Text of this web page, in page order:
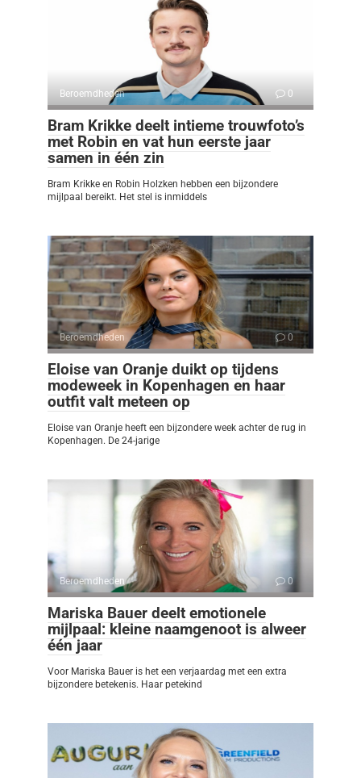
Beroemdheden 0
Bram Krikke deelt intieme trouwfoto’s
met Robin en vat hun eerste jaar
samen in één zin
Bram Krikke en Robin Holzken hebben een bijzondere
mijlpaal bereikt. Het stel is inmiddels
Beroemdheden 0
Eloise van Oranje duikt op tijdens
modeweek in Kopenhagen en haar
outfit valt meteen op
Eloise van Oranje heeft een bijzondere week achter de rug in
Kopenhagen. De 24-jarige
Beroemdheden 0
Mariska Bauer deelt emotionele
mijlpaal: kleine naamgenoot is alweer
één jaar
Voor Mariska Bauer is het een verjaardag met een extra
bijzondere betekenis. Haar petekind